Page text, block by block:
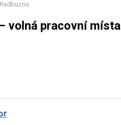
volná pracovní místa